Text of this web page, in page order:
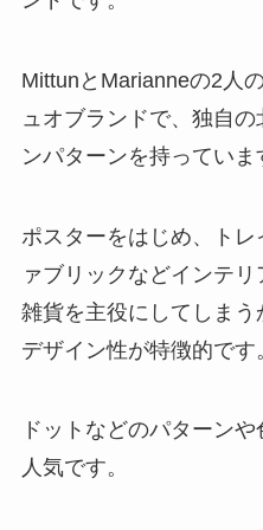
MittunとMarianneの2人
ュオブランドで、独自
ンパターンを持っていま
ポスターをはじめ、ト
ァブリックなどインテ
雑貨を主役にしてしま
デザイン性が特徴的です
ドットなどのパターン
人気です。